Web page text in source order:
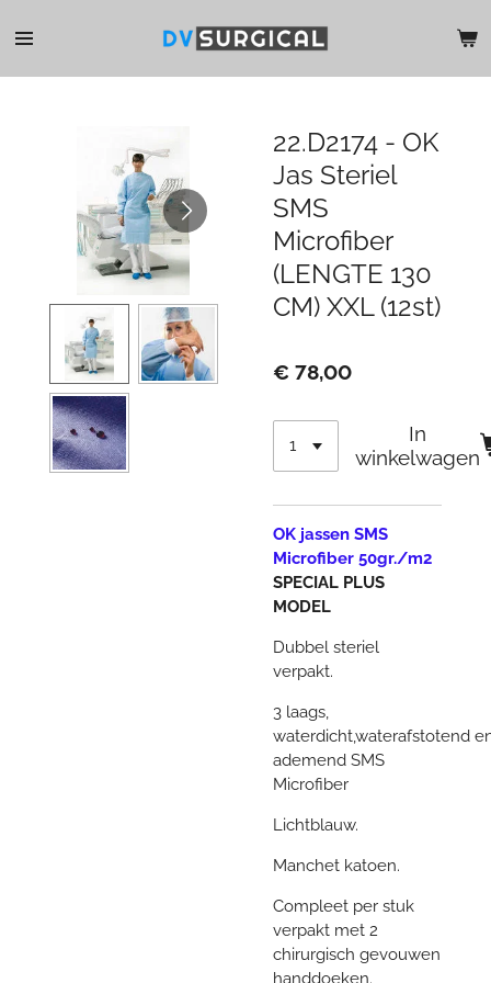
direct
22.D2174 - OK
Jas Steriel
SMS
Microfiber
(LENGTE 130
CM) XXL (12st)
€ 78,00
In
winkelwagen
OK jassen SMS
Microfiber 50gr./m2
SPECIAL PLUS
MODEL
Dubbel steriel
verpakt.
3 laags,
waterdicht,waterafstotend
ademend SMS
Microfiber
Lichtblauw.
Manchet katoen.
Compleet per stuk
verpakt met 2
chirurgisch gevouwen
handdoeken.